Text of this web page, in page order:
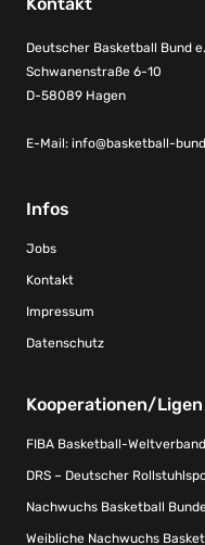
Deutscher Basketball Bund
Schwanenstraße 6-10
D-58089 Hagen
E-Mail: info@basketball-
Infos
Jobs
Kontakt
Impressum
Datenschutz
Kooperationen/Ligen
FIBA Basketball-Weltverband
DRS – Deutscher
Nachwuchs Basketball
Weibliche Nachwuchs